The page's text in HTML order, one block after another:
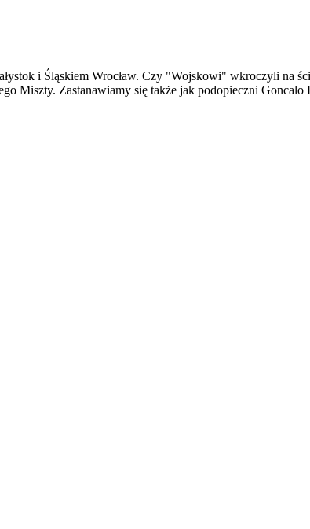
i Śląskiem Wrocław. Czy "Wojskowi" wkroczyli na
Miszty. Zastanawiamy się także jak podopieczni